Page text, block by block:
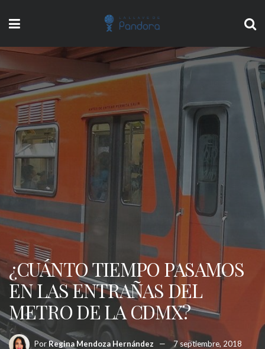
¿CUÁNTO TIEMPO PASAMOS
EN LAS ENTRAÑAS DEL
METRO DE LA CDMX?
Por Regina Mendoza Hernández 7 septiembre, 2018